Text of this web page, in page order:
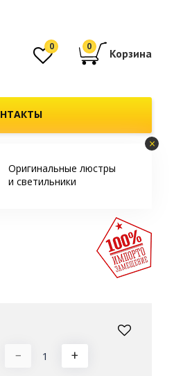
0 0
Корзина
×
Оригинальные люстры
и светильники
− +